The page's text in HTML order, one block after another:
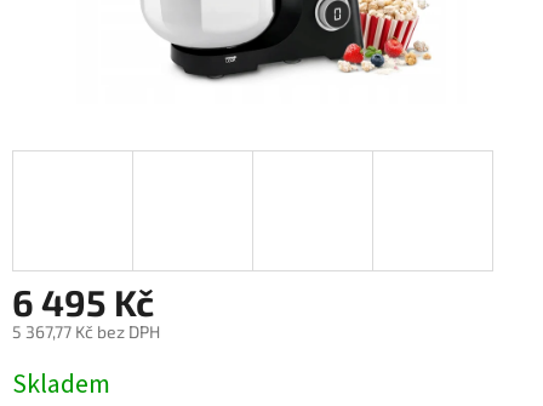
6 495 Kč
5 367,77 Kč bez DPH
cena:
Skladem